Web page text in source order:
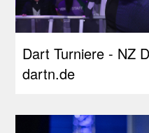
Dart Turniere - NZ
dartn.de